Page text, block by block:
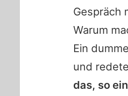
Gespräch
Warum
Ein
und
das, so